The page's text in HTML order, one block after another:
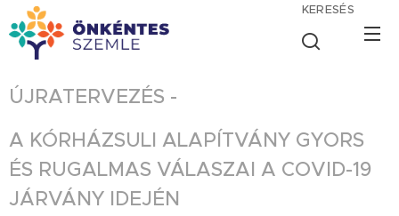
KERESÉS
ÚJRATERVEZÉS -
A KÓRHÁZSULI ALAPÍTVÁNY GYORS
ÉS RUGALMAS VÁLASZAI A COVID-19
JÁRVÁNY IDEJÉN